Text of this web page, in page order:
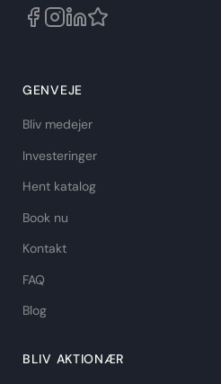
GENVEJE
Bliv medejer
Investeringer
Hent katalog
Book nu
Kontakt
FAQ
Blog
BLIV AKTIONÆR